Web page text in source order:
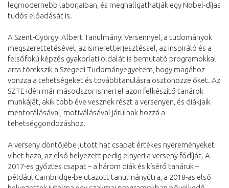
legmodernebb laborjaiban, és meghallgathatják egy Nobel-díjas
tudós előadását is.
A Szent-Györgyi Albert Tanulmányi Versennyel, a tudományok
megszerettetésével, az ismeretterjesztéssel, az inspiráló és a
felsőfokú képzés gyakorlati oldalát is bemutató programokkal
arra törekszik a Szegedi Tudományegyetem, hogy magához
vonzza a tehetségeket és továbbtanulásra ösztönözze őket. Az
SZTE idén már másodszor ismeri el azon felkészítő tanárok
munkáját, akik több éve vesznek részt a versenyen, és diákjaik
mentorálásával, motiválásával járulnak hozzá a
tehetséggondozáshoz.
A verseny döntőjébe jutott hat csapat értékes nyereményeket
vihet haza, az első helyezett pedig elnyeri a verseny fődíját. A
2017-es győztes csapat – a három diák és kísérő tanáruk –
például Cambridge-be utazott tanulmányútra, a 2018-as első